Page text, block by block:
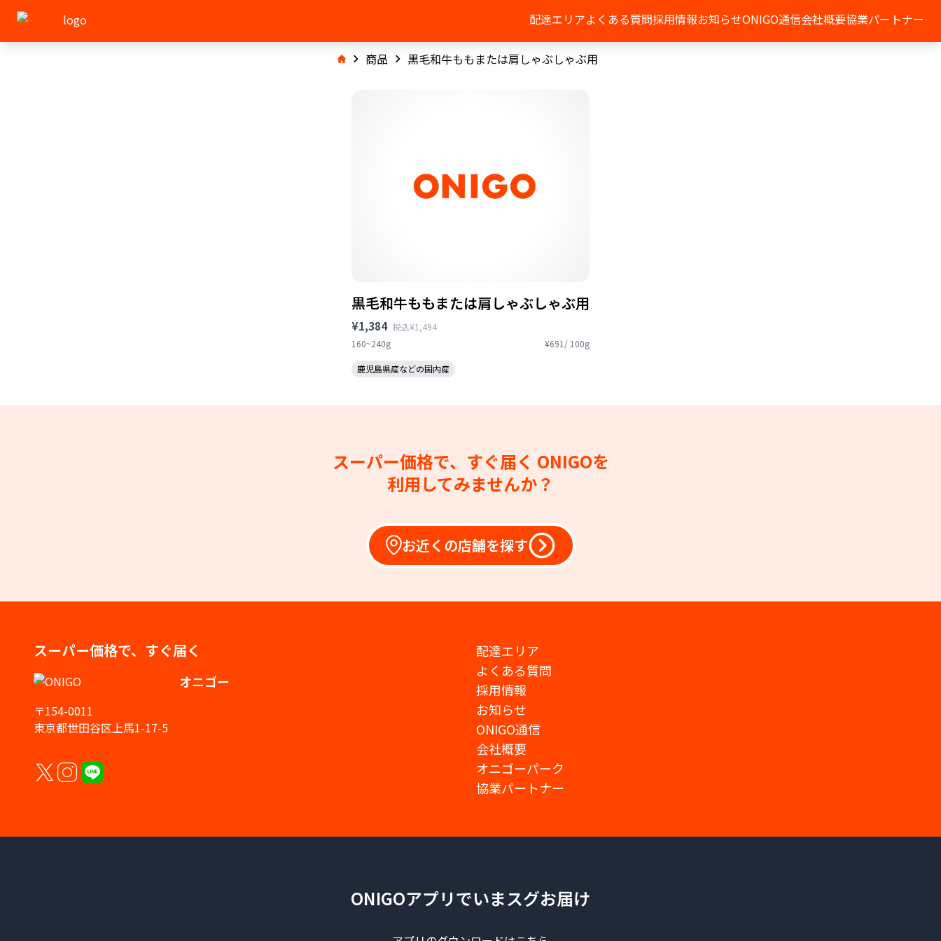
配達エリアよくある質問採用情報お知らせONIGO通信会社概要協業パートナー
商品 黒毛和牛ももまたは肩しゃぶしゃぶ用
黒毛和牛ももまたは肩しゃぶしゃぶ用
¥1,384 税込¥1,494
160~240g
¥691/ 100g
鹿児島県産などの国内産
スーパー価格で、すぐ届く ONIGOを
利用してみませんか？
お近くの店舗を探す
スーパー価格で、すぐ届く
オニゴー
〒154-0011
東京都世田谷区上馬1-17-5
配達エリア
よくある質問
採用情報
お知らせ
ONIGO通信
会社概要
オニゴーパーク
協業パートナー
ONIGOアプリでいまスグお届け